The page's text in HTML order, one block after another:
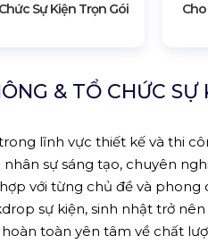
Sự Kiện Trọn Gói
& TỔ CHỨC SỰ
lĩnh vực thiết kế và thi
sự sáng tạo, chuyên
với từng chủ đề và
sự kiện, sinh nhật trở
hoàn toàn yên tâm về chất